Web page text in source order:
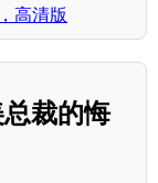
高清版
总裁的悔